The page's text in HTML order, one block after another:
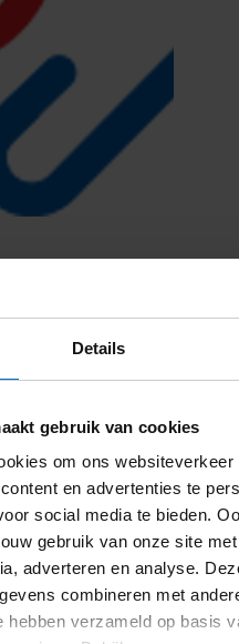
Details
gebruik van cookies
om ons websiteverkeer
en advertenties te
social media te bieden.
gebruik van onze site
adverteren en analyse.
combineren met
hebben verzameld op basis